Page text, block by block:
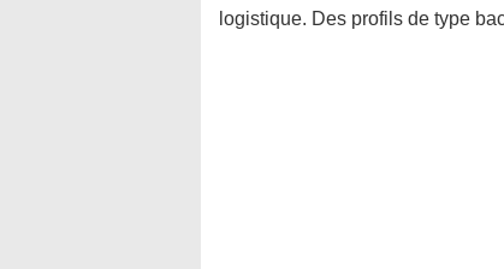
logistique. Des profils de type